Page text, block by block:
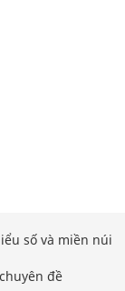
số và miền núi
đề